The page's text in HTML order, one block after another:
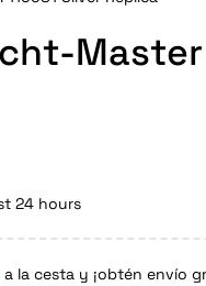
Master
24 hours
a la cesta y ¡obtén envío